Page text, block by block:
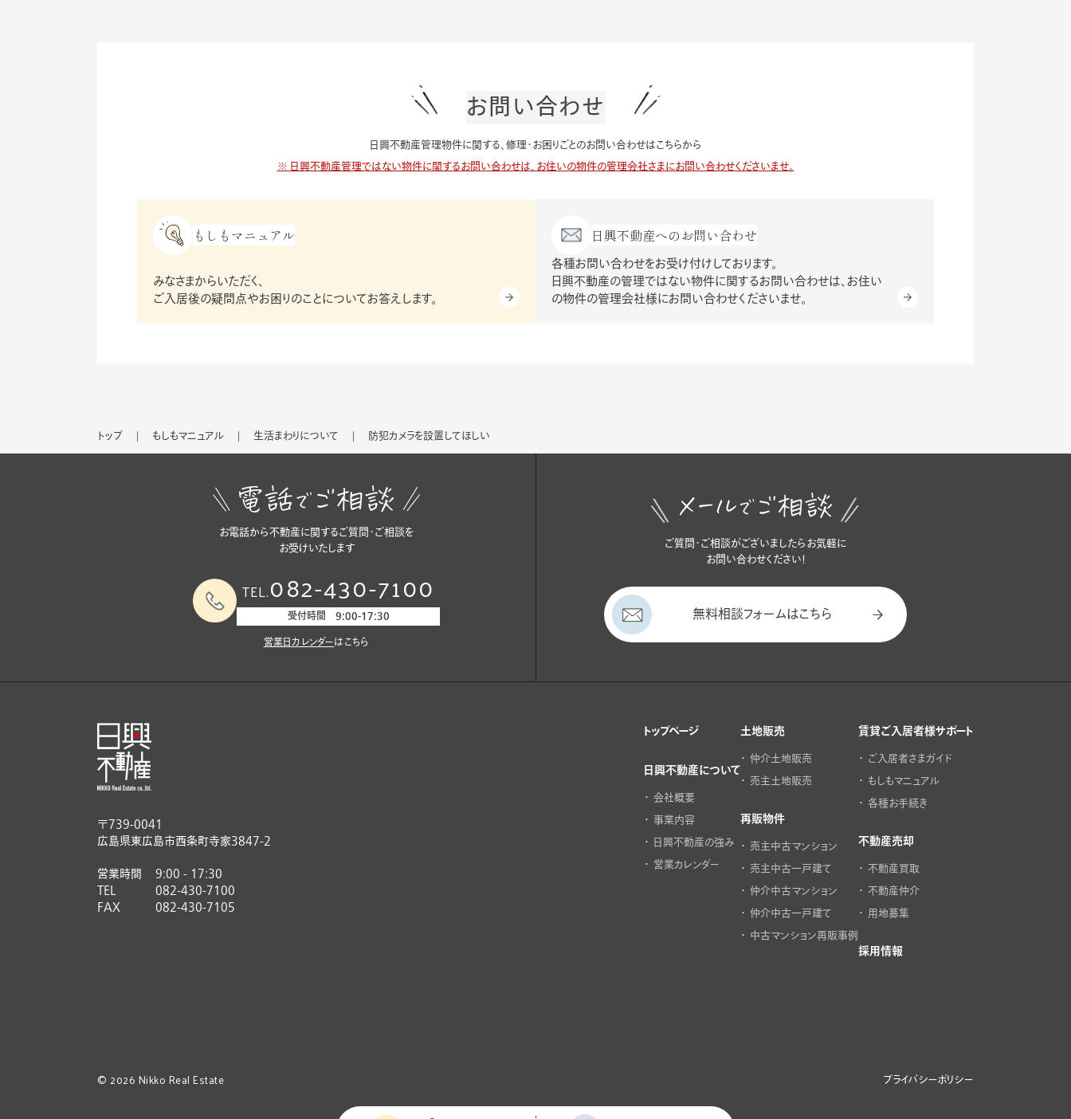
お問い合わせ
日興不動産管理物件に関する、修理・お困りごとのお問い合わせはこちらから
※ 日興不動産管理ではない物件に関するお問い合わせは、お住いの物件の管理会社さまにお問い合わせくださいませ。
もしもマニュアル
みなさまからいただく、
ご入居後の疑問点やお困りのことについてお答えします。
日興不動産へのお問い合わせ
各種お問い合わせをお受け付けしております。
日興不動産の管理ではない物件に関するお問い合わせは、お住い
の物件の管理会社様にお問い合わせくださいませ。
トップ もしもマニュアル 生活まわりについて 防犯カメラを設置してほしい
ご質問・ご相談がございましたらお気軽に
お問い合わせください！
無料相談フォームはこちら
お電話から不動産に関するご質問・ご相談を
お受けいたします
TEL.082-430-7100
受付時間 9:00-17:30
営業日カレンダーはこちら
〒739-0041
広島県東広島市西条町寺家3847-2
営業時間
9:00 - 17:30
TEL
082-430-7100
FAX
082-430-7105
トップページ
日興不動産について
会社概要
事業内容
日興不動産の強み
営業カレンダー
土地販売
仲介土地販売
売主土地販売
再販物件
売主中古マンション
売主中古一戸建て
仲介中古マンション
仲介中古一戸建て
中古マンション再販事例
賃貸ご入居者様サポート
ご入居者さまガイド
もしもマニュアル
各種お手続き
不動産売却
不動産買取
不動産仲介
用地募集
採用情報
© 2026 Nikko Real Estate プライバシーポリシー